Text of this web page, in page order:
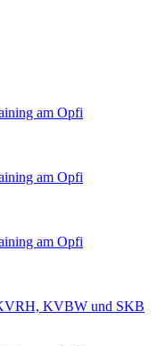
am Opfi
am Opfi
am Opfi
KVBW und SKB